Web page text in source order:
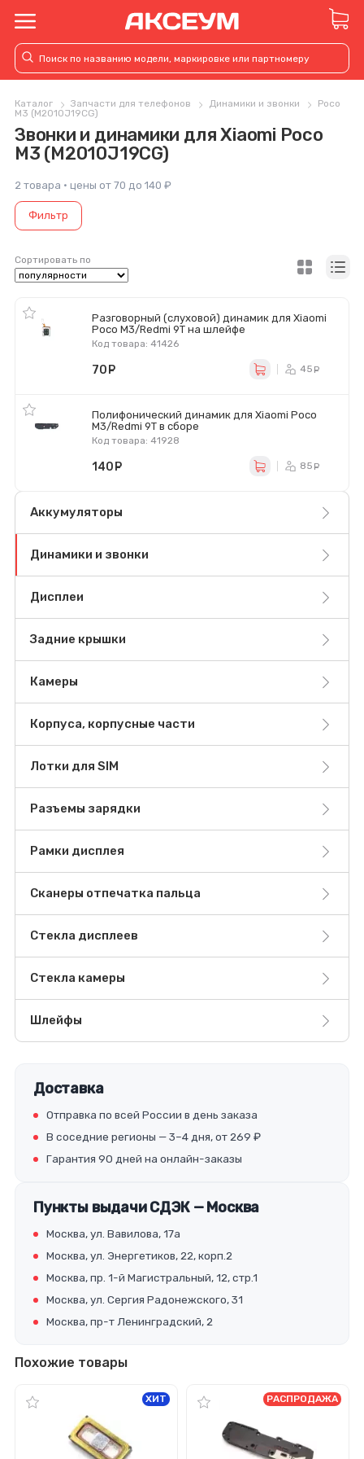
Каталог Запчасти для телефонов Динамики и звонки
Poco
M3 (M2010J19CG)
Звонки и динамики для Xiaomi Poco
M3 (M2010J19CG)
2 товара · цены от 70 до 140 ₽
Фильтр
Сортировать по
Разговорный (слуховой) динамик для Xiaomi
Poco M3/Redmi 9T на шлейфе
Код товара: 41426
70 45
Полифонический динамик для Xiaomi Poco
M3/Redmi 9T в сборе
Код товара: 41928
140 85
Аккумуляторы
Динамики и звонки
Дисплеи
Задние крышки
Камеры
Корпуса, корпусные части
Лотки для SIM
Разъемы зарядки
Рамки дисплея
Сканеры отпечатка пальца
Стекла дисплеев
Стекла камеры
Шлейфы
Доставка
Отправка по всей России в день заказа
В соседние регионы — 3–4 дня, от 269 ₽
Гарантия 90 дней на онлайн-заказы
Пункты выдачи СДЭК — Москва
Москва, ул. Вавилова, 17а
Москва, ул. Энергетиков, 22, корп.2
Москва, пр. 1-й Магистральный, 12, стр.1
Москва, ул. Сергия Радонежского, 31
Москва, пр-т Ленинградский, 2
Похожие товары
ХИТ РАСПРОДАЖА